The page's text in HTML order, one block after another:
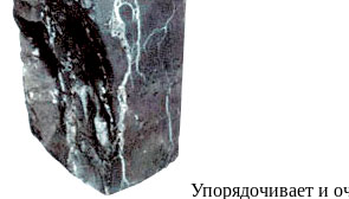
Упорядочивает и